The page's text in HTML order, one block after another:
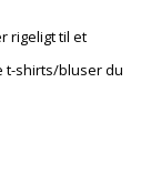
rigeligt til et
t-shirts/bluser du